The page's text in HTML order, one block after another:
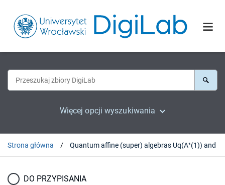
Więcej opcji wyszukiwania
Strona główna
DO PRZYPISANIA